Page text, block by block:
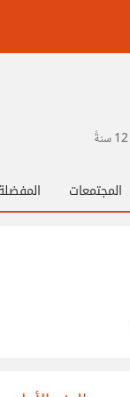
12 سنةً
المجتمعات